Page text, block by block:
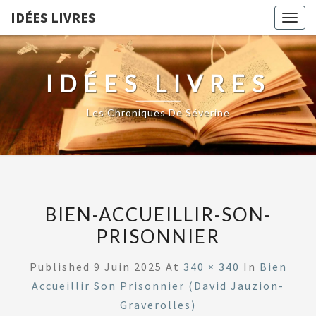
IDÉES LIVRES
IDÉES LIVRES
Les Chroniques De Séverine
BIEN-ACCUEILLIR-SON-
PRISONNIER
Published 9 Juin 2025 At 340 × 340 In Bien
Accueillir Son Prisonnier (David Jauzion-
Graverolles)